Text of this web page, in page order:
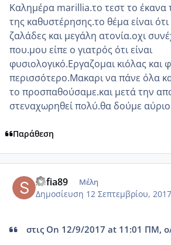
Καλημέρα marillia.το τεστ το έκανα
της καθυστέρησης.το θέμα είναι
ζαλάδες και μεγάλη ατονία.οχι
που.μου είπε ο γιατρός ότι είναι
φυσιολογικό.Εργαζομαι κιόλας και
περισσότερο.Μακαρι να πάνε όλα
το προσπαθούσαμε.και μετά την
στεναχωρηθεί πολύ.θα δούμε
Παράθεση
sofia89 Μέλη
Δημοσίευση 12 Σεπτεμβρίου, 2017
στις On ‎12‎/‎9‎/‎2017 at 11:01 ΠΜ,